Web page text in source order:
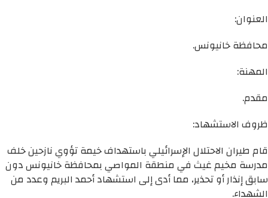
العنوان:
محافظة خانيونس.
المهنة:
مقدم.
ظروف الاستشهاد:
قام طيران الاحتلال الإسرائيلي باستهداف خيمة تؤوي نازحين خلف
مدرسة مخيم غيث في منطقة المواصي بمحافظة خانيونس دون
سابق إنذار أو تحذير، مما أدى إلى استشهاد أحمد البريم وعدد من
الشهداء.